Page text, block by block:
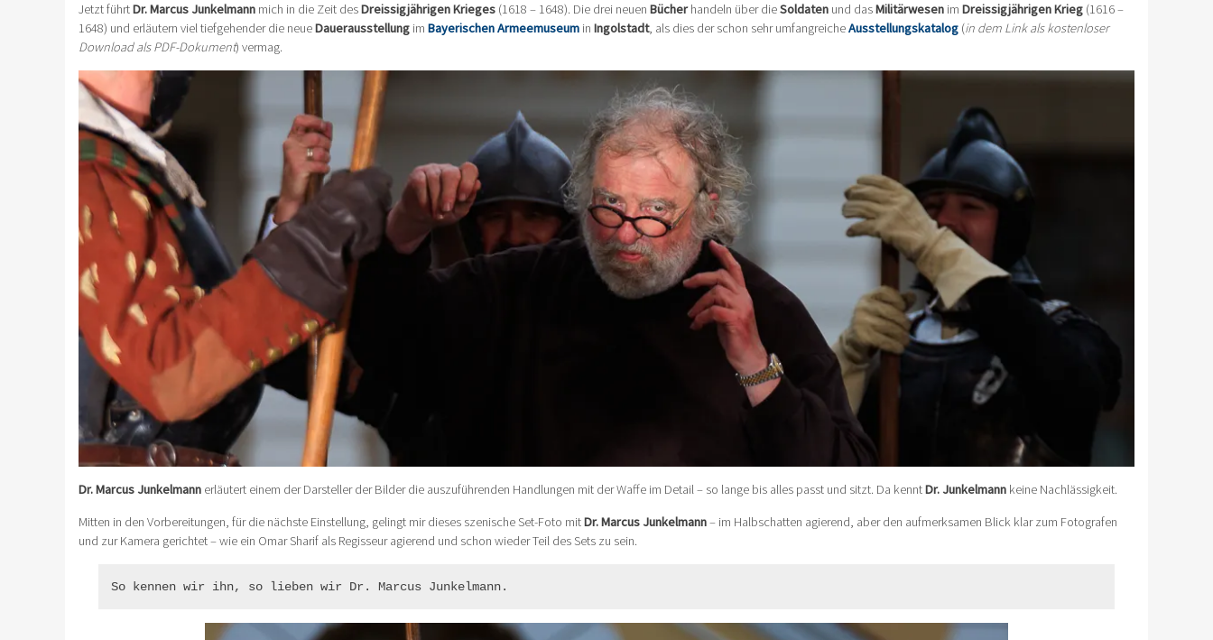
Jetzt führtDr. Marcus Junkelmann mich in die Zeit desDreissigjährigen Krieges (1618 – 1648). Die drei neuen Bücherhandeln über dieSoldaten und dasMilitärwesen im Dreissigjährigen Krieg (1616 –
1648) und erläutern viel tiefgehender die neueDauerausstellung im Bayerischen Armeemuseum in Ingolstadt, als dies der schon sehr umfangreicheAusstellungskatalog (in dem Link als kostenloser
Download als PDF-Dokument) vermag.
Dr. Marcus Junkelmann erläutert einem der Darsteller der Bilder die auszuführenden Handlungen mit der Waffe im Detail – so lange bis alles passt und sitzt. Da kenntDr. Junkelmann keine Nachlässigkeit.
Mitten in den Vorbereitungen, für die nächste Einstellung, gelingt mir dieses szenische Set-Foto mitDr. Marcus Junkelmann– im Halbschatten agierend, aber den aufmerksamen Blick klar zum Fotografen
und zur Kamera gerichtet – wie ein Omar Sharif als Regisseur agierend und schon wieder Teil des Sets zu sein.
So kennen wir ihn, so lieben wir Dr. Marcus Junkelmann.